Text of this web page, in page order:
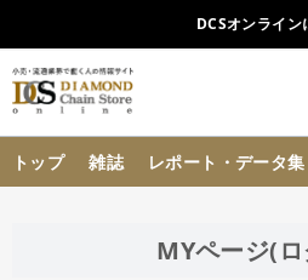
DCSオンライン
トップ 雑誌 レポート・データ集
MYページ(